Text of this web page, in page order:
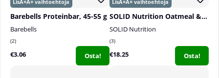
Barebells Proteinbar, 45-55 g
Barebells
2
€3.06 Osta!
SOLID Nutrition Oatmeal & Protein Mix, 750 g
SOLID Nutrition
3
€18.25 Osta!